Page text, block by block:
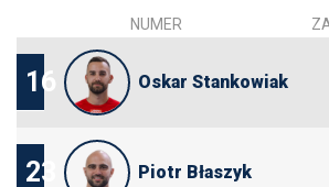
NUMER
16 Oskar Stankowiak
23 Piotr Błaszyk